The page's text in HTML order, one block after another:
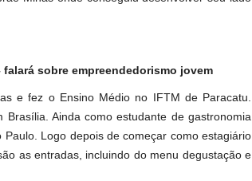
sobre empreendedorismo jovem
e fez o Ensino Médio no IFTM de Paracatu.
Ainda como estudante de gastronomia
Logo depois de começar como estagiário
as entradas, incluindo do menu degustação e